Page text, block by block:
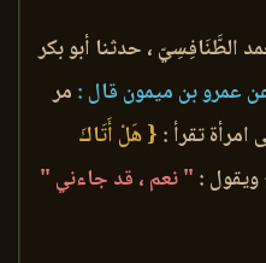
الطَّنَافِسِيّ ، حدثنا أبو بكر
عمرو بن ميمون قال : مر
تقرأ : { هَلْ أَتَاكَ
ويقول : " نعم ، قد جاءني "